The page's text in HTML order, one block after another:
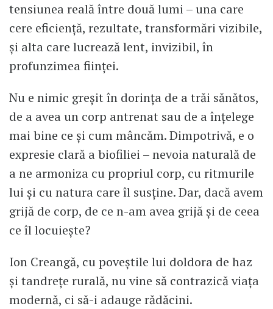
tensiunea reală între două lumi – una care
cere eficiență, rezultate, transformări vizibile,
și alta care lucrează lent, invizibil, în
profunzimea ființei.
Nu e nimic greșit în dorința de a trăi sănătos,
de a avea un corp antrenat sau de a înțelege
mai bine ce și cum mâncăm. Dimpotrivă, e o
expresie clară a biofiliei – nevoia naturală de
a ne armoniza cu propriul corp, cu ritmurile
lui și cu natura care îl susține. Dar, dacă avem
grijă de corp, de ce n-am avea grijă și de ceea
ce îl locuiește?
Ion Creangă, cu poveștile lui doldora de haz
și tandrețe rurală, nu vine să contrazică viața
modernă, ci să-i adauge rădăcini.